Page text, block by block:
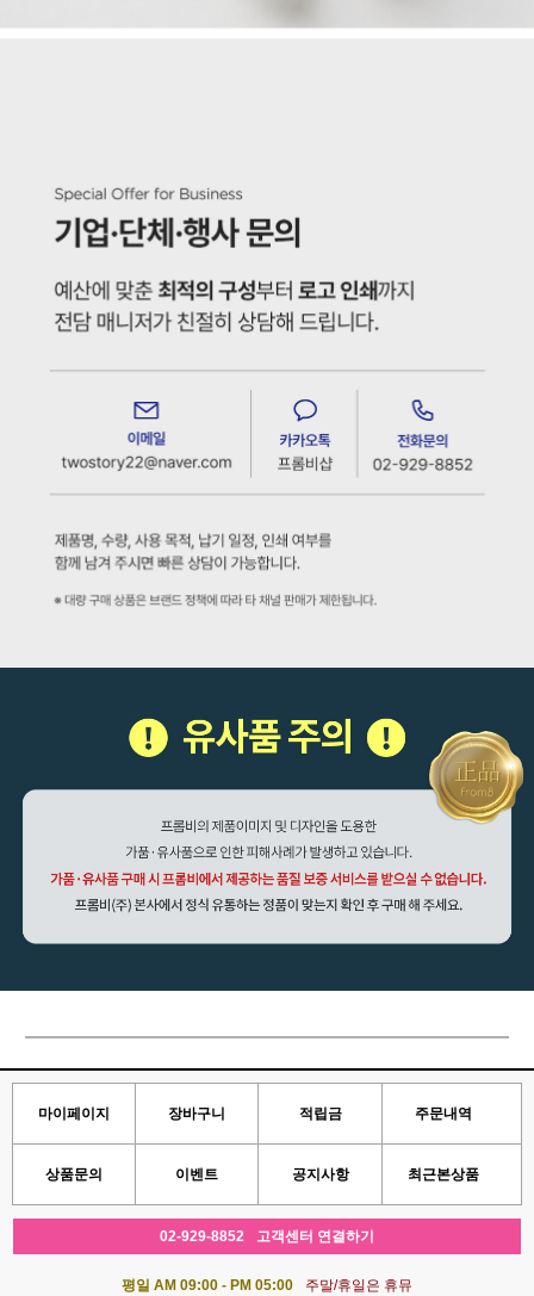
마이페이지 장바구니 적립금 주문내역
상품문의 이벤트 공지사항 최근본상품
02-929-8852 고객센터 연결하기
평일 AM 09:00 - PM 05:00 주말/휴일은 휴뮤